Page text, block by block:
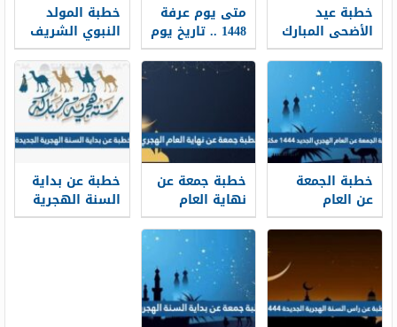
خطبة عيد
الأضحى المبارك
قصيرة مكتوبة
ومشكولة 1448-
2026
متى يوم عرفة
1448 .. تاريخ يوم
عرفة 2026
خطبة المولد
النبوي الشريف
1448 PDF
خطبة الجمعة
عن العام
الهجري الجديد
1448 مكتوبة
خطبة جمعة عن
نهاية العام
الهجري 1448
مكتوبة
خطبة عن بداية
السنة الهجرية
الجديدة 1448